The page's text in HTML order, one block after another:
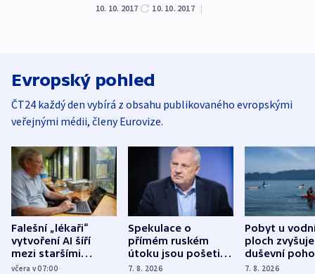
10. 10. 2017 10. 10. 2017 |
Evropský pohled
ČT24 každý den vybírá z obsahu publikovaného evropskými
veřejnými médii, členy Eurovize.
Falešní „lékaři“
vytvoření AI šíří
mezi staršími
Poláky nebezpečné
včera v 07:00
Spekulace o
přímém ruském
útoku jsou pošetilé,
míní estonský
7. 8. 2026
Pobyt u
ploch zvyšuje
duševní
ukázala
7. 8. 2026